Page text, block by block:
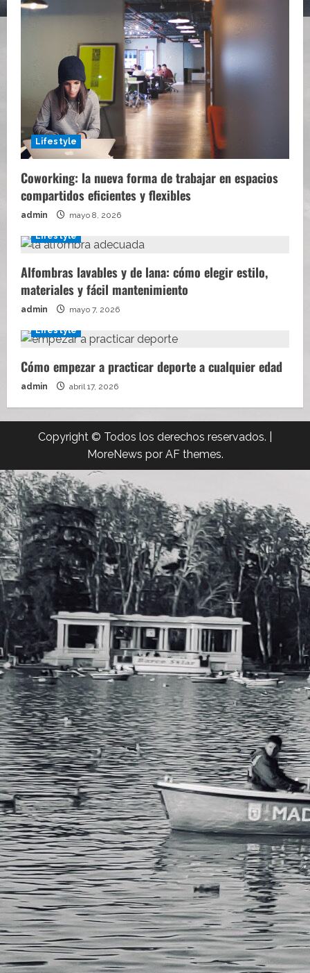
Lifestyle
Coworking: la nueva forma de trabajar en espacios
compartidos eficientes y flexibles
admin mayo 8, 2026
Lifestyle
Alfombras lavables y de lana: cómo elegir estilo,
materiales y fácil mantenimiento
admin mayo 7, 2026
Lifestyle
Cómo empezar a practicar deporte a cualquier edad
admin abril 17, 2026
Copyright © Todos los derechos reservados.
MoreNews por AF themes.